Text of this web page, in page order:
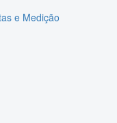
e Medição